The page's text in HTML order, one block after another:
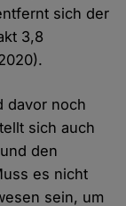
sich der
3,8
davor noch
sich auch
den
es nicht
sein, um